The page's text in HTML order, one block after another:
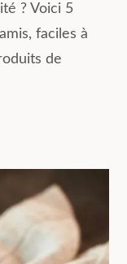
? Voici 5
faciles à
de